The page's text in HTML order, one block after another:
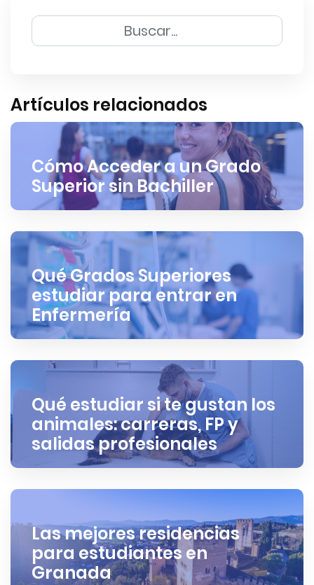
Artículos relacionados
Cómo Acceder a un Grado
Superior sin Bachiller
Qué Grados Superiores
estudiar para entrar en
Enfermería
Qué estudiar si te gustan los
animales: carreras, FP y
salidas profesionales
Las mejores residencias
para estudiantes en
Granada